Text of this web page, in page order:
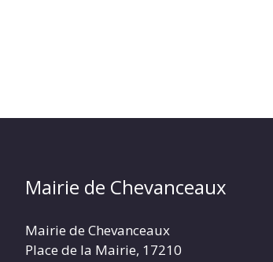
Mairie de Chevanceaux
Mairie de Chevanceaux
Place de la Mairie, 17210